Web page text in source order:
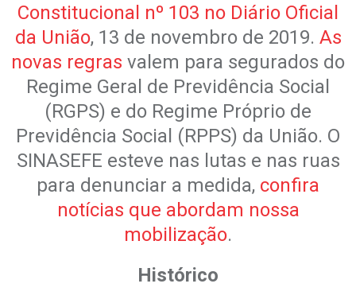
Constitucional nº 103 no Diário Oficial
da União, 13 de novembro de 2019. As
novas regras valem para segurados do
Regime Geral de Previdência Social
(RGPS) e do Regime Próprio de
Previdência Social (RPPS) da União. O
SINASEFE esteve nas lutas e nas ruas
para denunciar a medida, confira
notícias que abordam nossa
mobilização.
Histórico